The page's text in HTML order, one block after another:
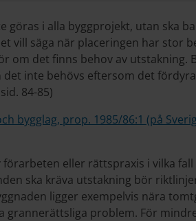
göras i alla byggprojekt, utan ska
vill säga när placeringen har stor
om det finns behov av utstakning.
inte behövs eftersom det
84-85)
bygglag, prop. 1985/86:1 (på
eller rättspraxis i vilka fall
ska kräva utstakning bör
ligger exempelvis nära
grannerättsliga problem. För